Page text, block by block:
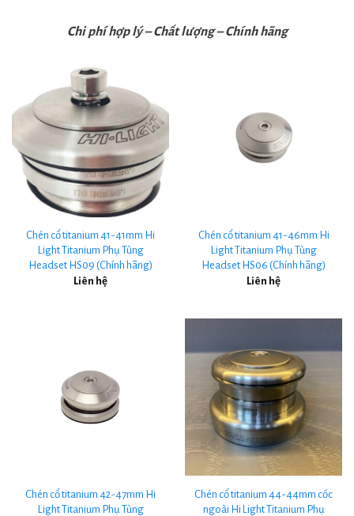
Chi phí hợp lý – Chất lượng – Chính hãng
Chén cổ titanium 41-41mm Hi
Light Titanium Phụ Tùng
Headset HS09 (Chính hãng)
Liên hệ
Chén cổ titanium 41-46mm Hi
Light Titanium Phụ Tùng
Headset HS06 (Chính hãng)
Liên hệ
Chén cổ titanium 42-47mm Hi
Light Titanium Phụ Tùng
Chén cổ titanium 44-44mm cốc
ngoài Hi Light Titanium Phụ